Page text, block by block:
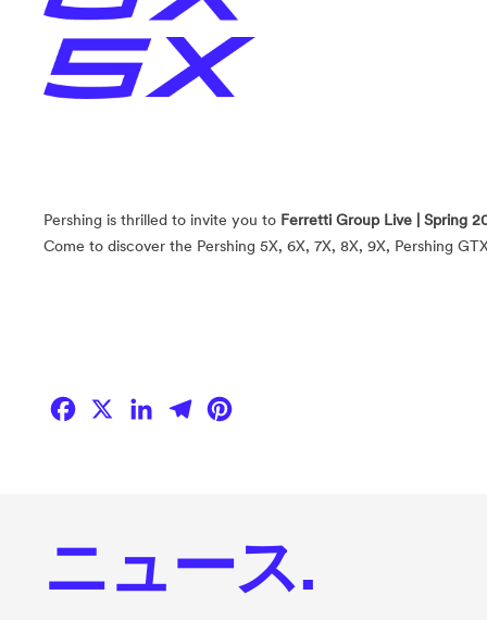
Pershing is thrilled to invite you to Ferretti Group Live | Spring
Come to discover the Pershing 5X, 6X, 7X, 8X, 9X, Pershing
Facebook
X LinkedInTelegram
ニュース.